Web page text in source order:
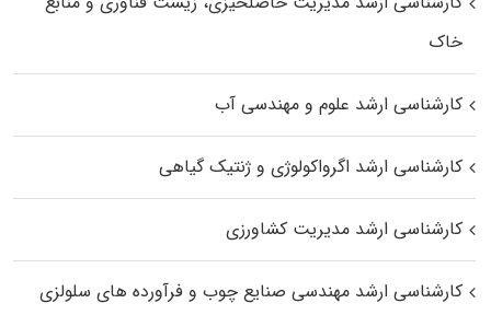
خاک
کارشناسی ارشد علوم و مهندسی آب
کارشناسی ارشد اگرواکولوژی و ژنتیک گیاهی
کارشناسی ارشد مدیریت کشاورزی
کارشناسی ارشد مهندسی صنایع چوب و فرآورده‌ های سلولزی